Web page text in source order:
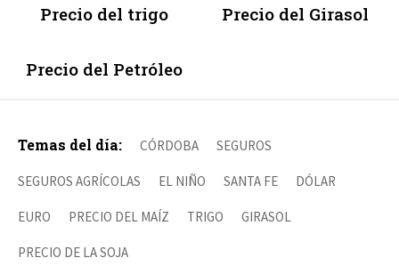
Precio del trigo Precio del Girasol
Precio del Petróleo
Temas del día: CÓRDOBA SEGUROS
SEGUROS AGRÍCOLAS EL NIÑO SANTA FE DÓLAR
EURO PRECIO DEL MAÍZ TRIGO GIRASOL
PRECIO DE LA SOJA